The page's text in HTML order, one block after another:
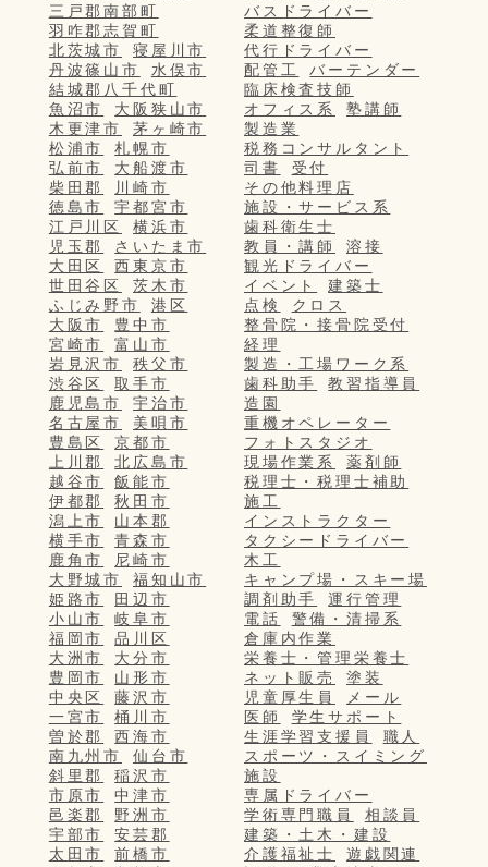
三戸郡南部町
羽咋郡志賀町
北茨城市
寝屋川市
丹波篠山市
水俣市
結城郡八千代町
魚沼市
大阪狭山市
木更津市
茅ヶ崎市
松浦市
札幌市
弘前市
大船渡市
柴田郡
川崎市
徳島市
宇都宮市
江戸川区
横浜市
児玉郡
さいたま市
大田区
西東京市
世田谷区
茨木市
ふじみ野市
港区
大阪市
豊中市
宮崎市
富山市
岩見沢市
秩父市
渋谷区
取手市
鹿児島市
宇治市
名古屋市
美唄市
豊島区
京都市
上川郡
北広島市
越谷市
飯能市
伊都郡
秋田市
潟上市
山本郡
横手市
青森市
鹿角市
尼崎市
大野城市
福知山市
姫路市
田辺市
小山市
岐阜市
福岡市
品川区
大洲市
大分市
豊岡市
山形市
中央区
藤沢市
一宮市
桶川市
曽於郡
西海市
南九州市
仙台市
斜里郡
稲沢市
市原市
中津市
邑楽郡
野洲市
宇部市
安芸郡
太田市
前橋市
バスドライバー
柔道整復師
代行ドライバー
配管工
バーテンダー
臨床検査技師
オフィス系
塾講師
製造業
税務コンサルタント
司書
受付
その他料理店
施設・サービス系
歯科衛生士
教員・講師
溶接
観光ドライバー
イベント
建築士
点検
クロス
整骨院・接骨院受付
経理
製造・工場ワーク系
歯科助手
教習指導員
造園
重機オペレーター
フォトスタジオ
現場作業系
薬剤師
税理士・税理士補助
施工
インストラクター
タクシードライバー
木工
キャンプ場・スキー場
調剤助手
運行管理
電話
警備・清掃系
倉庫内作業
栄養士・管理栄養士
ネット販売
塗装
児童厚生員
メール
医師
学生サポート
生涯学習支援員
職人
スポーツ・スイミング
施設
専属ドライバー
学術専門職員
相談員
建築・土木・建設
介護福祉士
遊戯関連